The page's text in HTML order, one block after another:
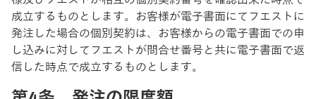
成立するものとします。お客様が電子書面にてフエストに
発注した場合の個別契約は、お客様からの電子書面での申
し込みに対してフエストが問合せ番号と共に電子書面で返
信した時点で成立するものとします。